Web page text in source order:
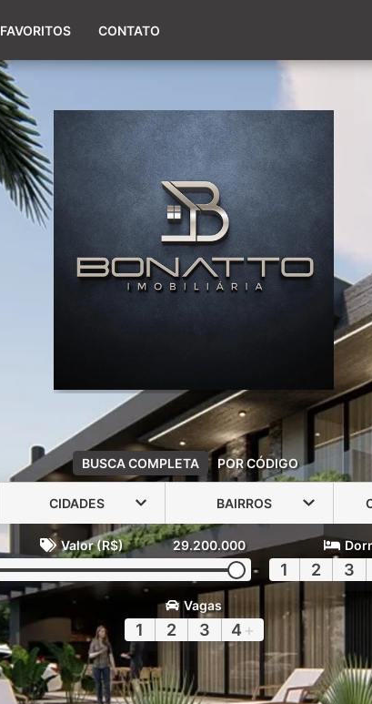
(51) 98017-9424
FAVORITOS CONTATO
BUSCA COMPLETA POR CÓDIGO
CIDADES BAIRROS
Valor (R$) 29.200.000
1 2 3
Vagas
1 2 3 4 +